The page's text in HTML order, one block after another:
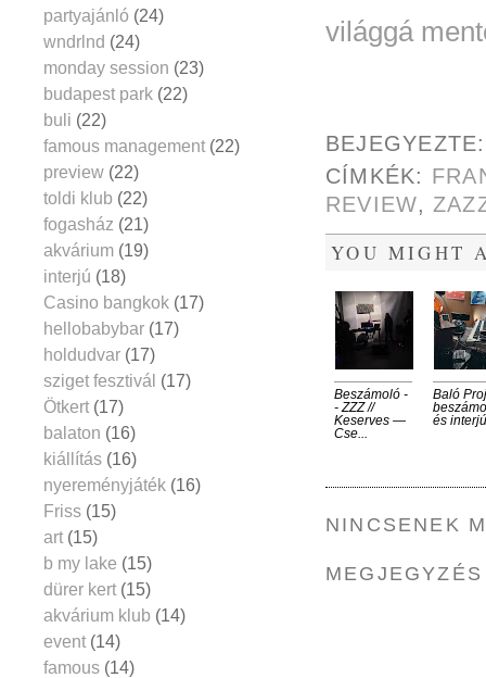
világgá
CÍMKÉK:
REVIEW,
YOU MIGHT
Beszámoló -
- ZZZ //
Keserves —
Cse...
Baló
és
NINCSENEK
partyajánló (24)
wndrlnd (24)
monday session (23)
budapest park (22)
buli (22)
famous management (22)
preview (22)
toldi klub (22)
fogasház (21)
akvárium (19)
interjú (18)
Casino bangkok (17)
hellobabybar (17)
holdudvar (17)
sziget fesztivál (17)
Ötkert (17)
balaton (16)
kiállítás (16)
nyereményjáték (16)
Friss (15)
art (15)
b my lake (15)
dürer kert (15)
akvárium klub (14)
event (14)
famous (14)